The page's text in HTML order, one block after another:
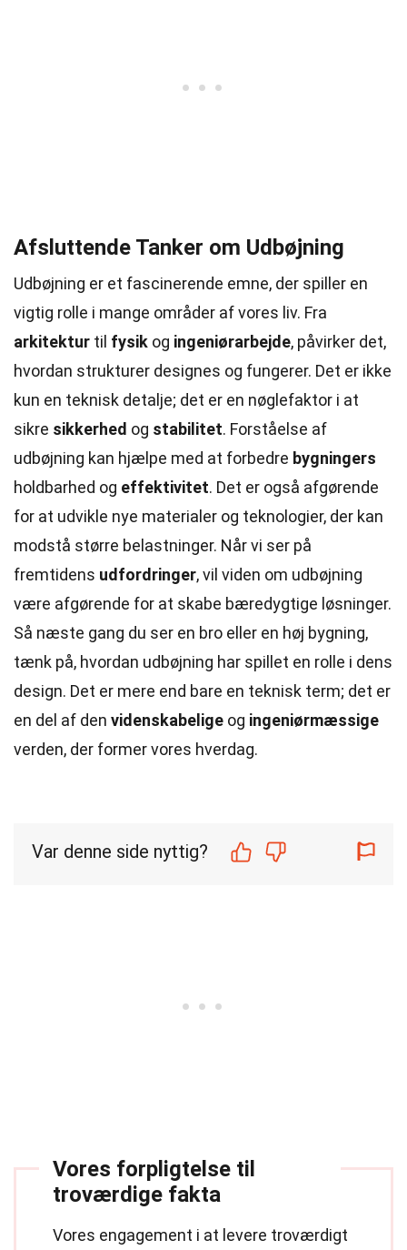
Afsluttende Tanker om Udbøjning
Udbøjning er et fascinerende emne, der spiller en
vigtig rolle i mange områder af vores liv. Fra
arkitektur til fysik og ingeniørarbejde, påvirker det,
hvordan strukturer designes og fungerer. Det er ikke
kun en teknisk detalje; det er en nøglefaktor i at
sikre sikkerhed og stabilitet. Forståelse af
udbøjning kan hjælpe med at forbedre bygningers
holdbarhed og effektivitet. Det er også afgørende
for at udvikle nye materialer og teknologier, der kan
modstå større belastninger. Når vi ser på
fremtidens udfordringer, vil viden om udbøjning
være afgørende for at skabe bæredygtige løsninger.
Så næste gang du ser en bro eller en høj bygning,
tænk på, hvordan udbøjning har spillet en rolle i dens
design. Det er mere end bare en teknisk term; det er
en del af den videnskabelige og ingeniørmæssige
verden, der former vores hverdag.
Var denne side nyttig?
Vores forpligtelse til
troværdige fakta
Vores engagement i at levere troværdigt